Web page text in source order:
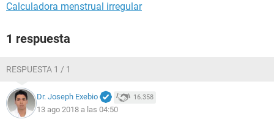
Calculadora menstrual irregular
1 respuesta
RESPUESTA 1 / 1
Dr. Joseph Exebio 16.358
13 ago 2018 a las 04:50